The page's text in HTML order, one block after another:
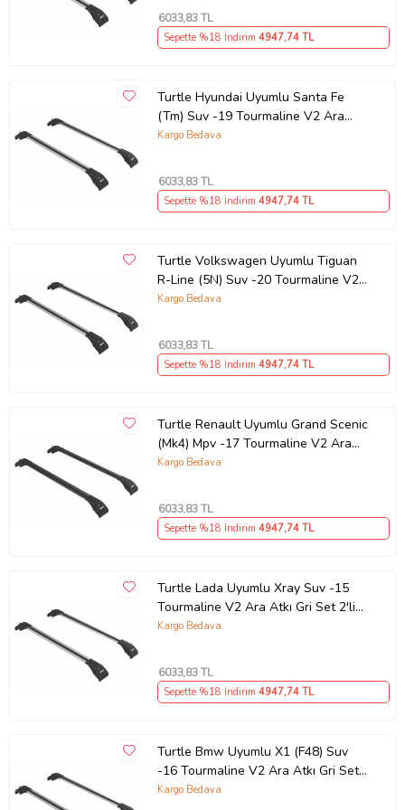
6033,83 TL
Sepette %18 İndirim 4947,74 TL
Turtle Hyundai Uyumlu Santa Fe
(Tm) Suv -19 Tourmaline V2 Ara
Atkı Gri Set 2'li (Karışık)
Kargo Bedava
6033,83 TL
Sepette %18 İndirim 4947,74 TL
Turtle Volkswagen Uyumlu Tiguan
R-Line (5N) Suv -20 Tourmaline V2
Ara Atkı Gri Set 2'li (Karışık)
Kargo Bedava
6033,83 TL
Sepette %18 İndirim 4947,74 TL
Turtle Renault Uyumlu Grand Scenic
(Mk4) Mpv -17 Tourmaline V2 Ara
Atkı Siyah Set 2'li (Karışık)
Kargo Bedava
6033,83 TL
Sepette %18 İndirim 4947,74 TL
Turtle Lada Uyumlu Xray Suv -15
Tourmaline V2 Ara Atkı Gri Set 2'li
(Karışık)
Kargo Bedava
6033,83 TL
Sepette %18 İndirim 4947,74 TL
Turtle Bmw Uyumlu X1 (F48) Suv
-16 Tourmaline V2 Ara Atkı Gri Set
2'li (Karışık)
Kargo Bedava